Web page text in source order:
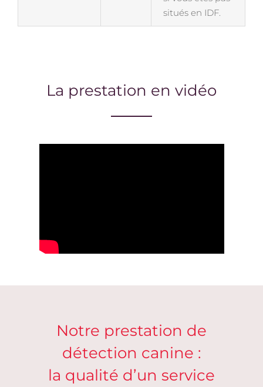
situés en IDF.
La prestation en vidéo
Notre prestation de
détection canine :
la qualité d’un service